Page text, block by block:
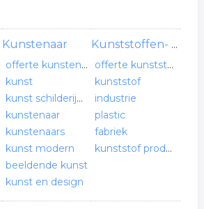
Kunstenaar
offerte kunstenaar
kunst
kunst schilderijen
kunstenaar
kunstenaars
kunst modern
beeldende kunst
kunst en design
Kunststoffen- verwerkende industrie
offerte kunststoffen- verwerkende industrie
kunststof
industrie
plastic
fabriek
kunststof productie